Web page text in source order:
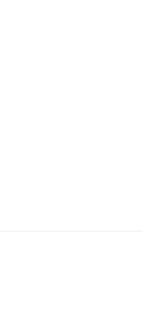
Whatsapp
в Messenger
в LinkedIn
news
в LinkedIn